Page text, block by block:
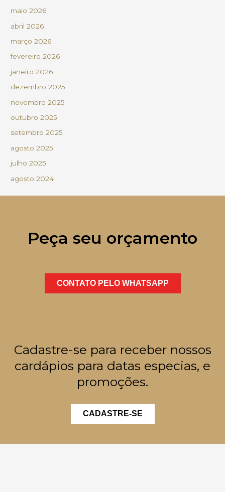
maio 2026
abril 2026
março 2026
fevereiro 2026
janeiro 2026
dezembro 2025
novembro 2025
outubro 2025
setembro 2025
agosto 2025
julho 2025
agosto 2024
Peça seu orçamento
CONTATO PELO WHATSAPP
Cadastre-se para receber nossos
cardápios para datas especias, e
promoções.
CADASTRE-SE